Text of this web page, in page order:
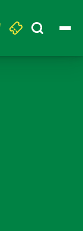
Search
for: